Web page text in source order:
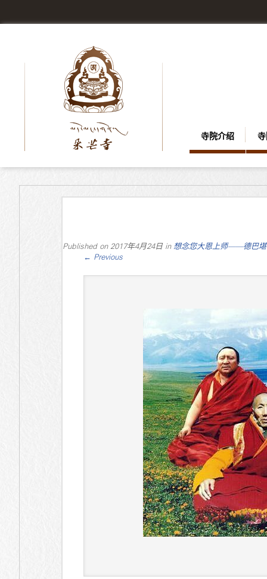
寺院介绍
Published on 2017年4月24日in 想念您大恩上师——德巴堪
← Previous